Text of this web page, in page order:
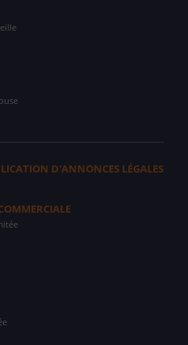
D'ANNONCES LÉGALES